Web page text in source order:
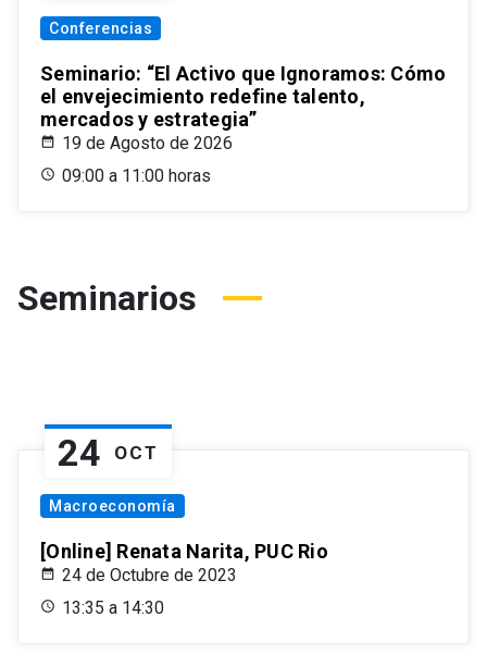
Conferencias
Seminario: “El Activo que Ignoramos: Cómo
el envejecimiento redefine talento,
mercados y estrategia”
19 de Agosto de 2026
09:00 a 11:00 horas
Seminarios
24 OCT
Macroeconomía
[Online] Renata Narita, PUC Rio
24 de Octubre de 2023
13:35 a 14:30